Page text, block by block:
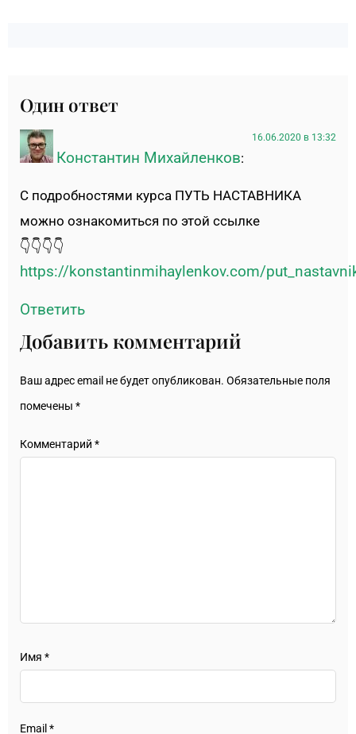
Один ответ
Константин Михайленков:
16.06.2020 в 13:32
С подробностями курса ПУТЬ НАСТАВНИКА
можно ознакомиться по этой ссылке
👇👇👇👇
https://konstantinmihaylenkov.com/
Ответить
Добавить комментарий
Ваш адрес email не будет опубликован. Обязательные поля
помечены *
Комментарий *
Имя *
Email *